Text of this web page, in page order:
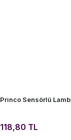
Prınco Sensörlü
118,80 TL